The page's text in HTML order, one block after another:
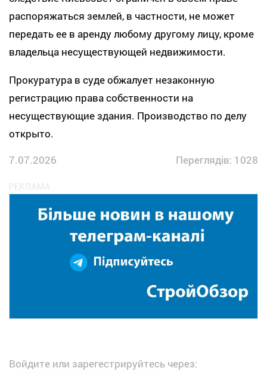
распоряжаться землей, в частности, не может
передать ее в аренду любому другому лицу, кроме
владельца несуществующей недвижимости.
Прокуратура в суде обжалует незаконную
регистрацию права собственности на
несуществующие здания. Производство по делу
открыто.
7.07.2026
Переглядів: 1028
Войдите или зарегестрируйтесь через: